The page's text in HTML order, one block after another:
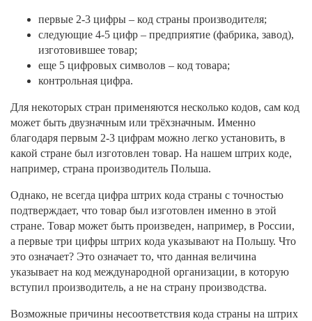
первые 2-3 цифры – код страны производителя;
следующие 4-5 цифр – предприятие (фабрика, завод),
изготовившее товар;
еще 5 цифровых символов – код товара;
контрольная цифра.
Для некоторых стран применяются несколько кодов, сам код
может быть двузначным или трёхзначным. Именно
благодаря первым 2-3 цифрам можно легко установить, в
какой стране был изготовлен товар. На нашем штрих коде,
например, страна производитель Польша.
Однако, не всегда цифра штрих кода страны с точностью
подтверждает, что товар был изготовлен именно в этой
стране. Товар может быть произведен, например, в России,
а первые три цифры штрих кода указывают на Польшу. Что
это означает? Это означает то, что данная величина
указывает на код международной организации, в которую
вступил производитель, а не на страну производства.
Возможные причины несоответствия кода страны на штрих